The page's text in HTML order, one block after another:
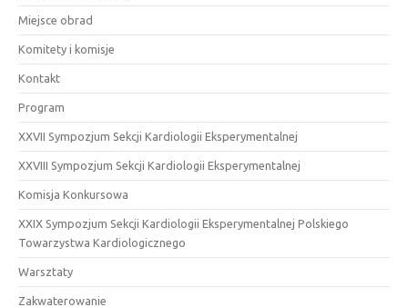
Miejsce obrad
Komitety i komisje
Kontakt
Program
XXVII Sympozjum Sekcji Kardiologii Eksperymentalnej
XXVIII Sympozjum Sekcji Kardiologii Eksperymentalnej
Komisja Konkursowa
XXIX Sympozjum Sekcji Kardiologii Eksperymentalnej Polskiego
Towarzystwa Kardiologicznego
Warsztaty
Zakwaterowanie